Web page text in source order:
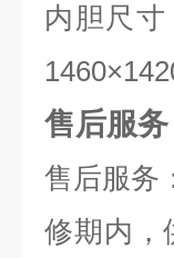
内胆尺
146
售后服务
售后服务
修期内，